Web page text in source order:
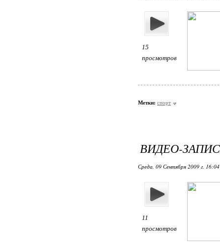
15
просмотров
Метки: спорт
ВИДЕО-
Среда, 09 Сентября 2009 г.
11
просмотров